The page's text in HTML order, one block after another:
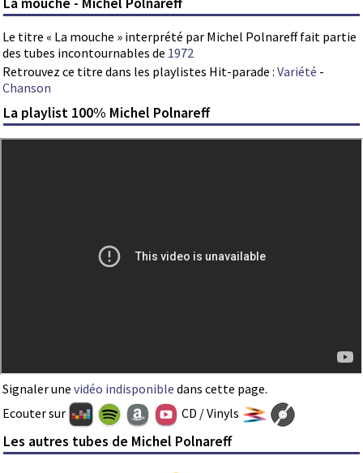
Le titre « La mouche » interprété par Michel Polnareff fait partie
des tubes incontournables de 1972
Retrouvez ce titre dans les playlistes Hit-parade : Variété -
Chanson
La playlist 100% Michel Polnareff
Signaler une vidéo indisponible dans cette page.
Ecouter sur
CD / Vinyls
Les autres tubes de Michel Polnareff